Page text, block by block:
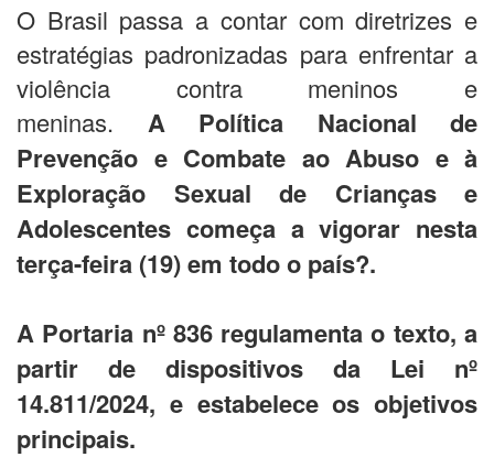
O Brasil passa a contar com diretrizes e
estratégias padronizadas para enfrentar a
violência contra meninos e
meninas. A Política Nacional de
Prevenção e Combate ao Abuso e à
Exploração Sexual de Crianças e
Adolescentes começa a vigorar nesta
terça-feira (19) em todo o país?.
A Portaria nº 836 regulamenta o texto, a
partir de dispositivos da Lei nº
14.811/2024, e estabelece os objetivos
principais.